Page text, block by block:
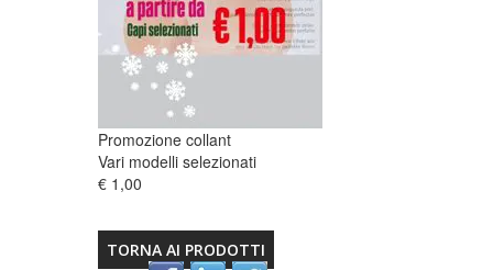
Promozione collant
Vari modelli selezionati
€ 1,00
TORNA AI PRODOTTI